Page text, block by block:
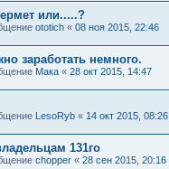
или.....?
ototich « 08 ноя 2015, 22:46
заработать немного.
Мака « 28 окт 2015, 14:47
LesoRyb « 14 окт 2015, 08:26
131го
chopper « 28 сен 2015, 20:16